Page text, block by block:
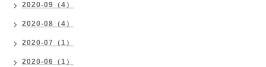
2020-09（4）
2020-08（4）
2020-07（1）
2020-06（1）